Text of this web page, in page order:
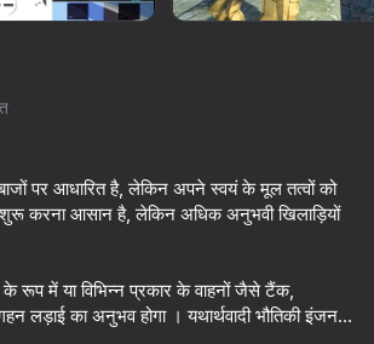
6
Parkour Online
85
Paint Hide
85
पर आधारित है, लेकिन अपने स्वयं के मूल तत्वों को
में या विभिन्न प्रकार के वाहनों जैसे टैंक,
अनुभव होगा । यथार्थवादी भौतिकी इंजन